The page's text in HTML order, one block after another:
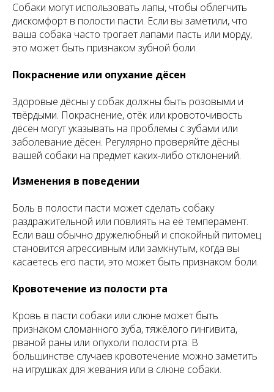
Собаки могут использовать лапы, чтобы облегчить
дискомфорт в полости пасти. Если вы заметили, что
ваша собака часто трогает лапами пасть или морду,
это может быть признаком зубной боли.
Покраснение или опухание дёсен
Здоровые дёсны у собак должны быть розовыми и
твёрдыми. Покраснение, отёк или кровоточивость
дёсен могут указывать на проблемы с зубами или
заболевание дёсен. Регулярно проверяйте дёсны
вашей собаки на предмет каких-либо отклонений.
Изменения в поведении
Боль в полости пасти может сделать собаку
раздражительной или повлиять на её темперамент.
Если ваш обычно дружелюбный и спокойный питомец
становится агрессивным или замкнутым, когда вы
касаетесь его пасти, это может быть признаком боли.
Кровотечение из полости рта
Кровь в пасти собаки или слюне может быть
признаком сломанного зуба, тяжёлого гингивита,
рваной раны или опухоли полости рта. В
большинстве случаев кровотечение можно заметить
на игрушках для жевания или в слюне собаки.